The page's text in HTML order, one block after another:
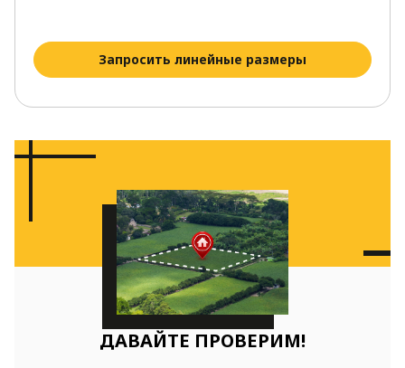
Запросить линейные размеры
ДАВАЙТЕ ПРОВЕРИМ!